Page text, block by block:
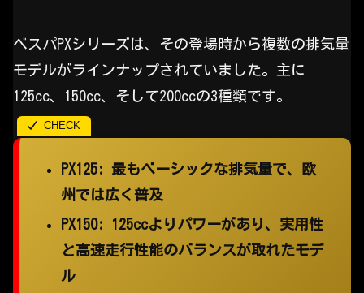
ベスパPXシリーズは、その登場時から複数の排気量
モデルがラインナップされていました。主に
125cc、150cc、そして200ccの3種類です。
PX125: 最もベーシックな排気量で、欧
州では広く普及
PX150: 125ccよりパワーがあり、実用性
と高速走行性能のバランスが取れたモデ
ル